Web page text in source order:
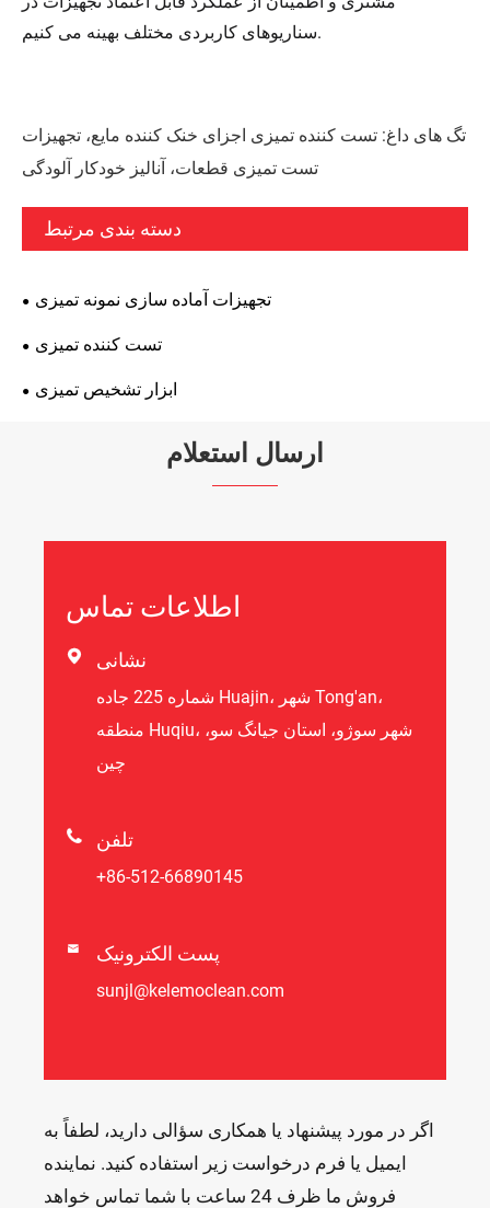
سناریوهای کاربردی مختلف بهینه می کنیم.
تگ های داغ: تست کننده تمیزی اجزای خنک کننده مایع، تجهیزات
تست تمیزی قطعات، آنالیز خودکار آلودگی
دسته بندی مرتبط
تجهیزات آماده سازی نمونه تمیزی
تست کننده تمیزی
ابزار تشخیص تمیزی
ارسال استعلام
اطلاعات تماس
 نشانی
شماره 225 جاده Huajin، شهر Tong'an،
منطقه Huqiu، شهر سوژو، استان جیانگ سو،
چین
 تلفن
+86-512-66890145
 پست الکترونیک
sunjl@kelemoclean.com
اگر در مورد پیشنهاد یا همکاری سؤالی دارید، لطفاً به
ایمیل یا فرم درخواست زیر استفاده کنید. نماینده
فروش ما ظرف 24 ساعت با شما تماس خواهد